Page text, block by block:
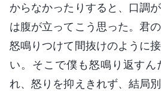
からなかったりすると、口調
は腹が立ってこう思った。君
怒鳴りつけて間抜けのように
い。そこで僕も怒鳴り返す
れ、怒りを抑えきれず、結局